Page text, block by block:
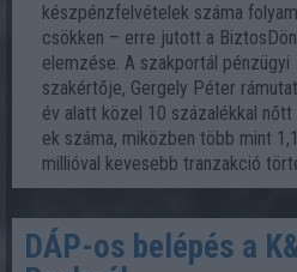
készpénzfelvételek száma
csökken – erre jutott a
elemzése. A szakportál pénzügyi
szakértője, Gergely Péter
év alatt közel 10 százalékkal nőtt
ek száma, miközben több mint
millióval kevesebb tranzakció
DÁP-os belépés a